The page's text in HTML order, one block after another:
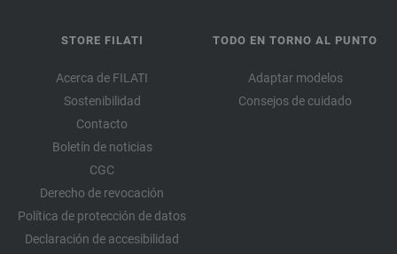
STORE FILATI
Acerca de FILATI
Sostenibilidad
Contacto
Boletín de noticias
CGC
Derecho de revocación
Política de protección de datos
Declaración de accesibilidad
TODO EN TORNO AL PUNTO
Adaptar modelos
Consejos de cuidado